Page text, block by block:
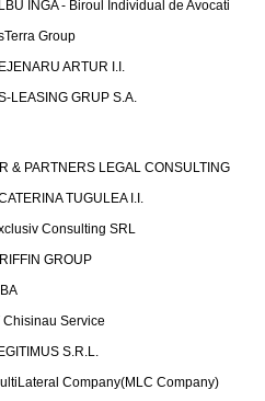
INGA - Biroul Individual de Avocati
Group
ARTUR I.I.
LEASING GRUP S.A.
& PARTNERS LEGAL CONSULTING
TUGULEA I.I.
Consulting SRL
GROUP
Chisinau Service
S.R.L.
Company(MLC Company)